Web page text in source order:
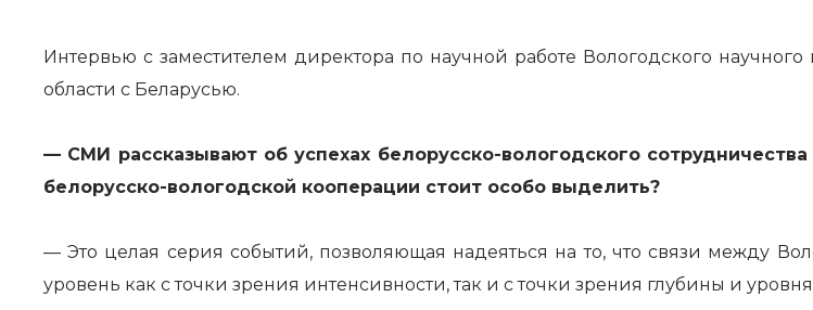
Интервью с заместителем директора по научной работе Вологодского
области с Беларусью.
— СМИ рассказывают об успехах белорусско-вологодского
белорусско-вологодской кооперации стоит особо выделить?
— Это целая серия событий, позволяющая надеяться на то, что связи между
уровень как с точки зрения интенсивности, так и с точки зрения глубины и